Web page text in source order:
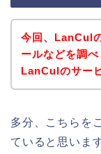
今回、LanCul
ールなどを調
LanCulのサー
多分、こちらを
ていると思いま